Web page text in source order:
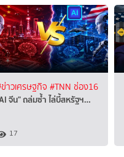
าวเศรษฐกิจ #TNN ช่อง16
จีน" ถล่มซ้ำ ไล่บี้สหรัฐฯ…
17